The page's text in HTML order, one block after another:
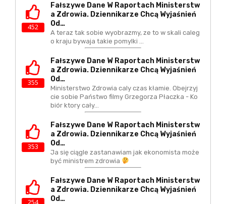
452
Fałszywe Dane W Raportach Ministerstw
A Zdrowia. Dziennikarze Chcą Wyjaśnień
Od…
A teraz tak sobie wyobrazmy, ze to w skali caleg
o kraju bywaja takie pomylki ...
355
Fałszywe Dane W Raportach Ministerstw
A Zdrowia. Dziennikarze Chcą Wyjaśnień
Od…
Ministerstwo Zdrowia caly czas kłamie. Obejrzyj
cie sobie Państwo filmy Grzegorza Płaczka - Ko
biór ktory cały…
353
Fałszywe Dane W Raportach Ministerstw
A Zdrowia. Dziennikarze Chcą Wyjaśnień
Od…
Ja się ciągle zastanawiam jak ekonomista może
być ministrem zdrowia
254
Fałszywe Dane W Raportach Ministerstw
A Zdrowia. Dziennikarze Chcą Wyjaśnień
Od…